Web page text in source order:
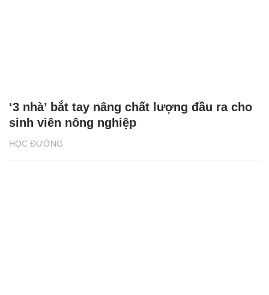
HỌC ĐƯỜNG
‘3 nhà’ bắt tay nâng chất lượng đầu ra cho
sinh viên nông nghiệp